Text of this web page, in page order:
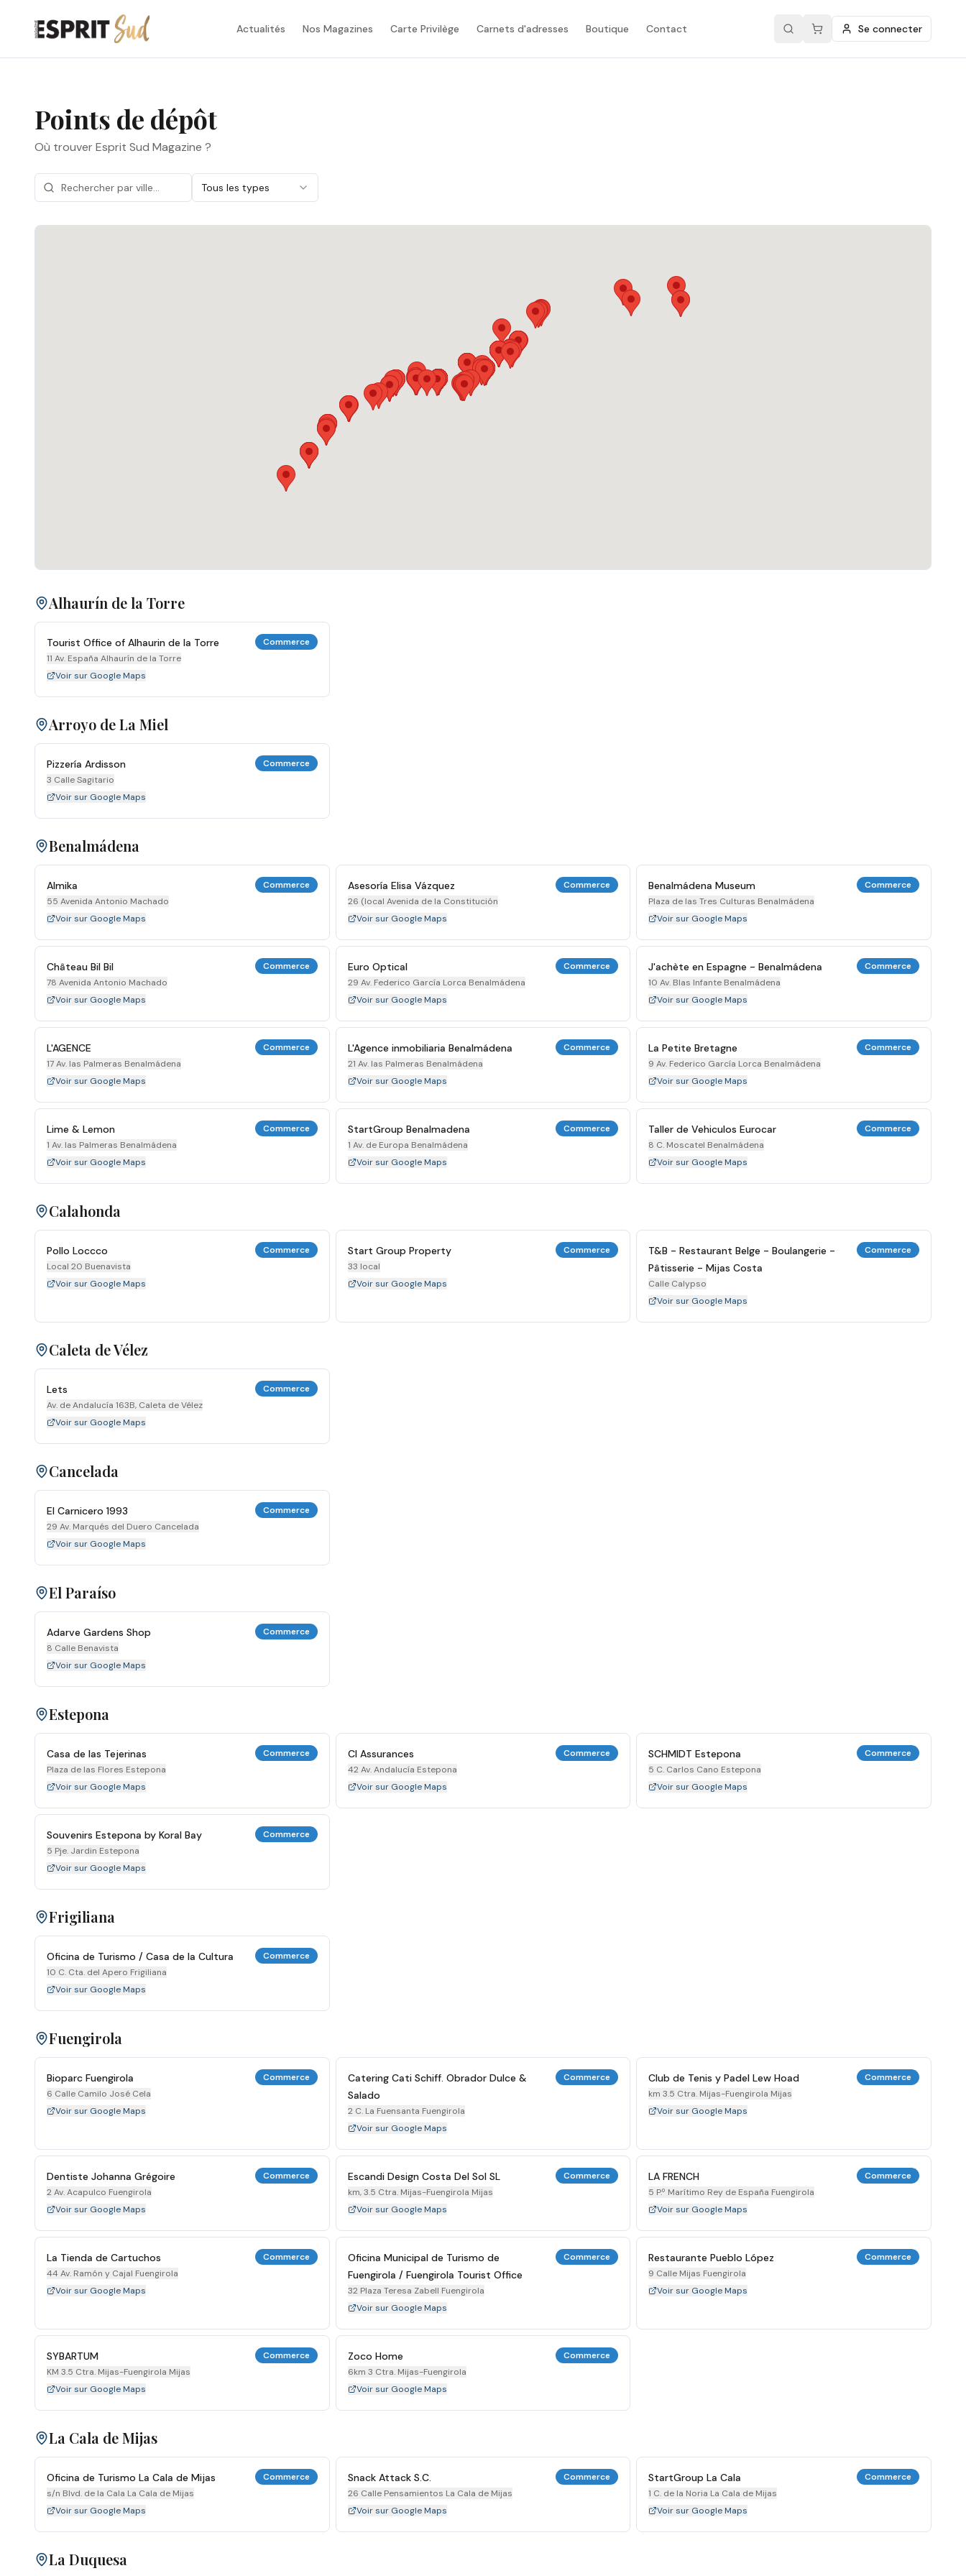
Actualités Nos Magazines Carte Privilège Carnets d'adresses Boutique Contact Se connecter
Points de dépôt
Où trouver Esprit Sud Magazine ?
Tous les types
Alhaurín de la Torre
Tourist Office of Alhaurin de la Torre
11 Av. España Alhaurín de la Torre
Commerce
Voir sur Google Maps
Arroyo de La Miel
Pizzería Ardisson
3 Calle Sagitario
Commerce
Voir sur Google Maps
Benalmádena
Almika
55 Avenida Antonio Machado
Commerce
Voir sur Google Maps
Asesoría Elisa Vázquez
26 (local Avenida de la Constitución
Commerce
Voir sur Google Maps
Benalmádena Museum
Plaza de las Tres Culturas Benalmádena
Commerce
Voir sur Google Maps
Château Bil Bil
78 Avenida Antonio Machado
Commerce
Voir sur Google Maps
Euro Optical
29 Av. Federico García Lorca Benalmádena
Commerce
Voir sur Google Maps
J'achète en Espagne - Benalmádena
10 Av. Blas Infante Benalmádena
Commerce
Voir sur Google Maps
L'AGENCE
17 Av. las Palmeras Benalmádena
Commerce
Voir sur Google Maps
L'Agence inmobiliaria Benalmádena
21 Av. las Palmeras Benalmádena
Commerce
Voir sur Google Maps
La Petite Bretagne
9 Av. Federico García Lorca Benalmádena
Commerce
Voir sur Google Maps
Lime & Lemon
1 Av. las Palmeras Benalmádena
Commerce
Voir sur Google Maps
StartGroup Benalmadena
1 Av. de Europa Benalmádena
Commerce
Voir sur Google Maps
Taller de Vehiculos Eurocar
8 C. Moscatel Benalmádena
Commerce
Voir sur Google Maps
Calahonda
Pollo Loccco
Local 20 Buenavista
Commerce
Voir sur Google Maps
Start Group Property
33 local
Commerce
Voir sur Google Maps
T&B - Restaurant Belge - Boulangerie -
Pâtisserie - Mijas Costa
Calle Calypso
Commerce
Voir sur Google Maps
Caleta de Vélez
Lets
Av. de Andalucía 163B, Caleta de Vélez
Commerce
Voir sur Google Maps
Cancelada
El Carnicero 1993
29 Av. Marqués del Duero Cancelada
Commerce
Voir sur Google Maps
El Paraíso
Adarve Gardens Shop
8 Calle Benavista
Commerce
Voir sur Google Maps
Estepona
Casa de las Tejerinas
Plaza de las Flores Estepona
Commerce
Voir sur Google Maps
Cl Assurances
42 Av. Andalucía Estepona
Commerce
Voir sur Google Maps
SCHMIDT Estepona
5 C. Carlos Cano Estepona
Commerce
Voir sur Google Maps
Souvenirs Estepona by Koral Bay
5 Pje. Jardin Estepona
Commerce
Voir sur Google Maps
Frigiliana
Oficina de Turismo / Casa de la Cultura
10 C. Cta. del Apero Frigiliana
Commerce
Voir sur Google Maps
Fuengirola
Bioparc Fuengirola
6 Calle Camilo José Cela
Commerce
Voir sur Google Maps
Catering Cati Schiff. Obrador Dulce &
Salado
2 C. La Fuensanta Fuengirola
Commerce
Voir sur Google Maps
Club de Tenis y Padel Lew Hoad
km 3.5 Ctra. Mijas-Fuengirola Mijas
Commerce
Voir sur Google Maps
Dentiste Johanna Grégoire
2 Av. Acapulco Fuengirola
Commerce
Voir sur Google Maps
Escandi Design Costa Del Sol SL
km, 3.5 Ctra. Mijas-Fuengirola Mijas
Commerce
Voir sur Google Maps
LA FRENCH
5 P.º Marítimo Rey de España Fuengirola
Commerce
Voir sur Google Maps
La Tienda de Cartuchos
44 Av. Ramón y Cajal Fuengirola
Commerce
Voir sur Google Maps
Oficina Municipal de Turismo de
Fuengirola / Fuengirola Tourist Office
32 Plaza Teresa Zabell Fuengirola
Commerce
Voir sur Google Maps
Restaurante Pueblo López
9 Calle Mijas Fuengirola
Commerce
Voir sur Google Maps
SYBARTUM
KM 3.5 Ctra. Mijas-Fuengirola Mijas
Commerce
Voir sur Google Maps
Zoco Home
6km 3 Ctra. Mijas-Fuengirola
Commerce
Voir sur Google Maps
La Cala de Mijas
Oficina de Turismo La Cala de Mijas
s/n Blvd. de la Cala La Cala de Mijas
Commerce
Voir sur Google Maps
Snack Attack S.C.
26 Calle Pensamientos La Cala de Mijas
Commerce
Voir sur Google Maps
StartGroup La Cala
1 C. de la Noria La Cala de Mijas
Commerce
Voir sur Google Maps
La Duquesa